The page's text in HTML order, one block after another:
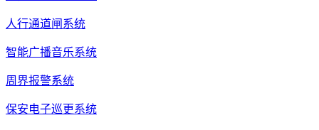
人行通道闸系统
智能广播音乐系统
周界报警系统
保安电子巡更系统